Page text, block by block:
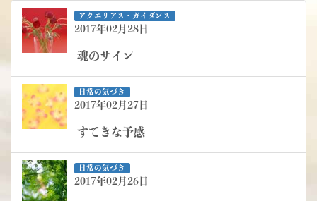
アクエリアス・ガイダンス
2017年02月28日
魂のサイン
日常の気づき
2017年02月27日
すてきな予感
日常の気づき
2017年02月26日